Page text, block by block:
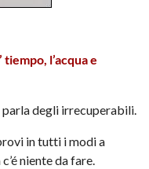
tiempo, l’acqua e
degli irrecuperabili.
in tutti i modi a
niente da fare.